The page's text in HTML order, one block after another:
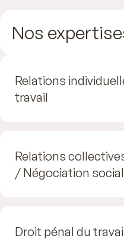
Nos
Relations
travail
Relations
/ Négociation
Droit pénal du